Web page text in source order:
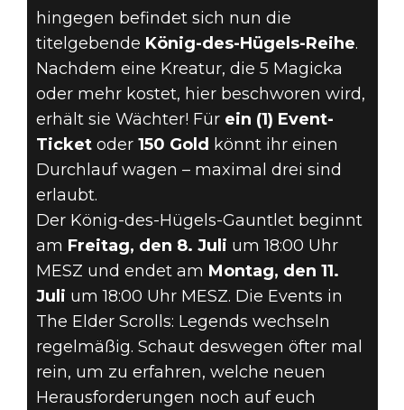
GAUNTLET
hingegen befindet sich nun die
titelgebende König-des-Hügels-Reihe.
Nachdem eine Kreatur, die 5 Magicka
oder mehr kostet, hier beschworen wird,
erhält sie Wächter! Für ein (1) Event-
Ticketoder 150 Gold könnt ihr einen
Durchlauf wagen – maximal drei sind
erlaubt.
Der König-des-Hügels-Gauntlet beginnt
am Freitag, den 8. Juli um 18:00 Uhr
MESZ und endet am Montag, den 11.
Juli um 18:00 Uhr MESZ. Die Events in
The Elder Scrolls: Legends wechseln
regelmäßig. Schaut deswegen öfter mal
rein, um zu erfahren, welche neuen
Herausforderungen noch auf euch